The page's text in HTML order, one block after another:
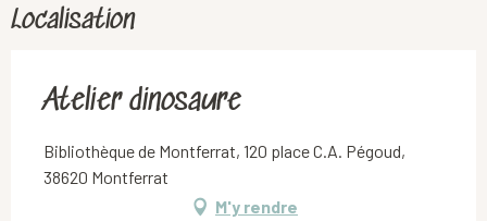
Localisation
Atelier dinosaure
Bibliothèque de Montferrat, 120 place C.A. Pégoud,
38620 Montferrat
M'y rendre